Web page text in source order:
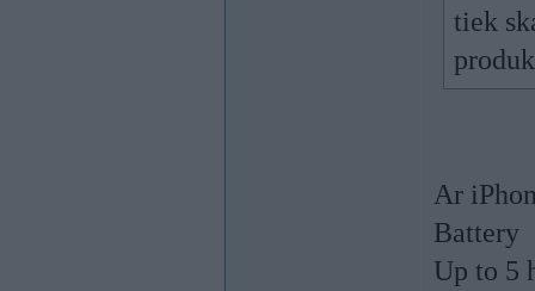
tiek
Ar
Battery
Up to 5